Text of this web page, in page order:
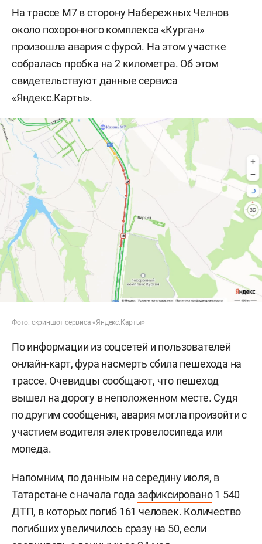
На трассе М7 в сторону Набережных Челнов
около похоронного комплекса «Курган»
произошла авария с фурой. На этом участке
собралась пробка на 2 километра. Об этом
свидетельствуют данные сервиса
«Яндекс.Карты».
Фото: скриншот сервиса «Яндекс.Карты»
По информации из соцсетей и пользователей
онлайн-карт, фура насмерть сбила пешехода на
трассе. Очевидцы сообщают, что пешеход
вышел на дорогу в неположенном месте. Судя
по другим сообщения, авария могла произойти с
участием водителя электровелосипеда или
мопеда.
Напомним, по данным на середину июля, в
Татарстане с начала годазафиксировано1 540
ДТП, в которых погиб 161 человек. Количество
погибших увеличилось сразу на 50, если